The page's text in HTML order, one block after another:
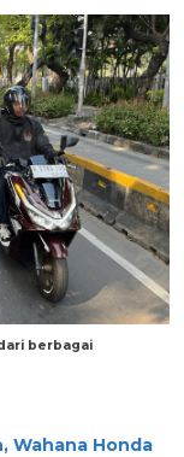
berbagai
Wahana Honda